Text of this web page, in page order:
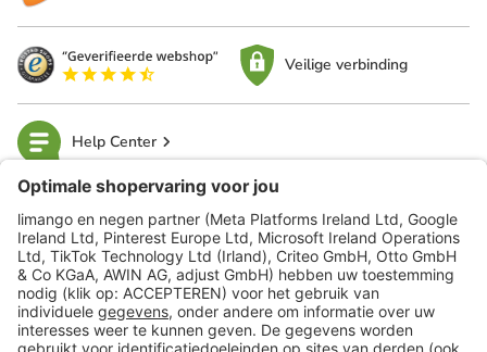
Veilige verbinding
Help Center
limango
Veilig winkelen
Klantenservice